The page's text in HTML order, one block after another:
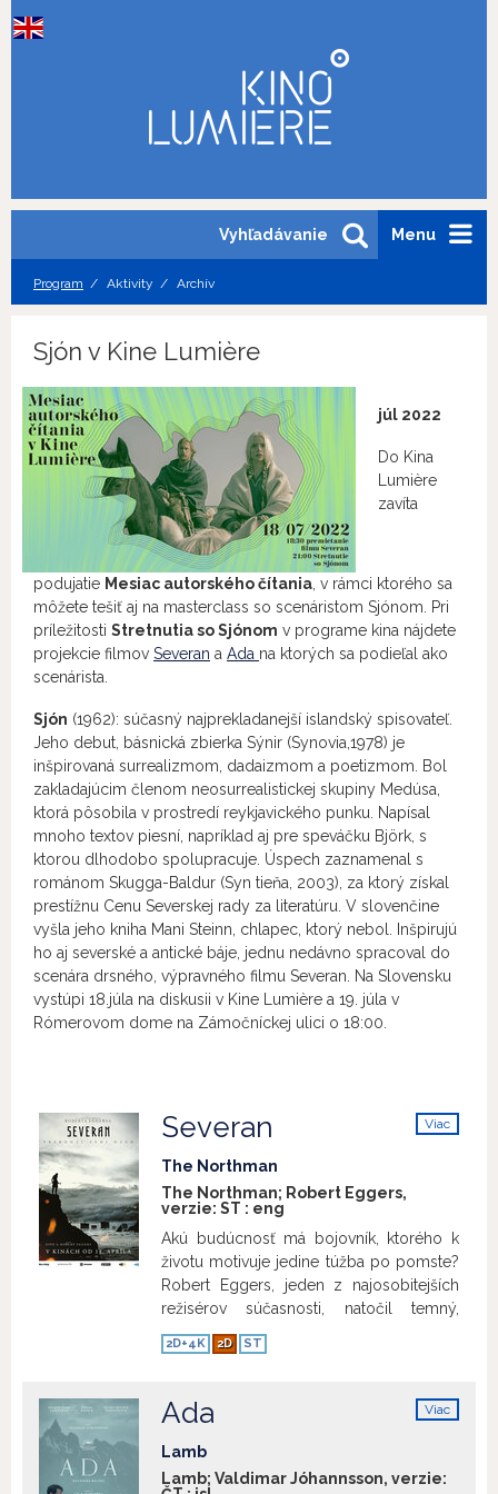
Menu
Vyhľadávanie
Program Aktivity Archív
Sjón v Kine Lumière
júl 2022
Do Kina
Lumière
zavíta
podujatie Mesiac autorského čítania , v rámci ktorého sa
môžete tešiť aj na masterclass so scenáristom Sjónom. Pri
príležitosti Stretnutia so Sjónom v programe kina nájdete
projekcie filmov Severan a Ada na ktorých sa podieľal ako
scenárista.
Sjón (1962): súčasný najprekladanejší islandský spisovateľ.
Jeho debut, básnická zbierka Sýnir (Synovia,1978) je
inšpirovaná surrealizmom, dadaizmom a poetizmom. Bol
zakladajúcim členom neosurrealistickej skupiny Medúsa,
ktorá pôsobila v prostredí reykjavického punku. Napísal
mnoho textov piesní, napríklad aj pre speváčku Björk, s
ktorou dlhodobo spolupracuje. Úspech zaznamenal s
románom Skugga-Baldur (Syn tieňa, 2003), za ktorý získal
prestížnu Cenu Severskej rady za literatúru. V slovenčine
vyšla jeho kniha Mani Steinn, chlapec, ktorý nebol. Inšpirujú
ho aj severské a antické báje, jednu nedávno spracoval do
scenára drsného, výpravného filmu Severan. Na Slovensku
vystúpi 18.júla na diskusii v Kine Lumière a 19. júla v
Rómerovom dome na Zámočníckej ulici o 18:00.
Viac
Severan
The Northman
The Northman; Robert Eggers,
verzie: ST : eng
Akú budúcnosť má bojovník, ktorého k
životu motivuje jedine túžba po pomste?
Robert Eggers, jeden z najosobitejších
režisérov súčasnosti, natočil temný,
krvavý a surový epos o vikingskom
princovi, ktorý sa mstí za vraždu svojho
kedysi dávno synom mocného
vikingského kráľa (Ethan Hawke) a jeho
ženy Gudrún (Nicole Kidman), pokiaľ ho
zrada a zákerná vražda pripravila nielen o
2D+4K 2D ST
Viac
Ada
Lamb
Lamb; Valdimar Jóhannsson, verzie: